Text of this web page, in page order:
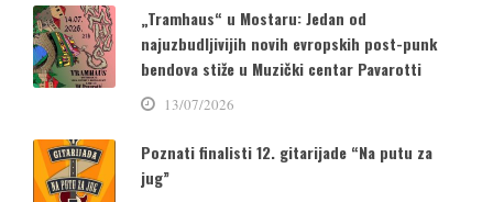
„Tramhaus“ u Mostaru: Jedan od
najuzbudljivijih novih evropskih post-punk
bendova stiže u Muzički centar Pavarotti
13/07/2026
Poznati finalisti 12. gitarijade “Na putu za
jug”